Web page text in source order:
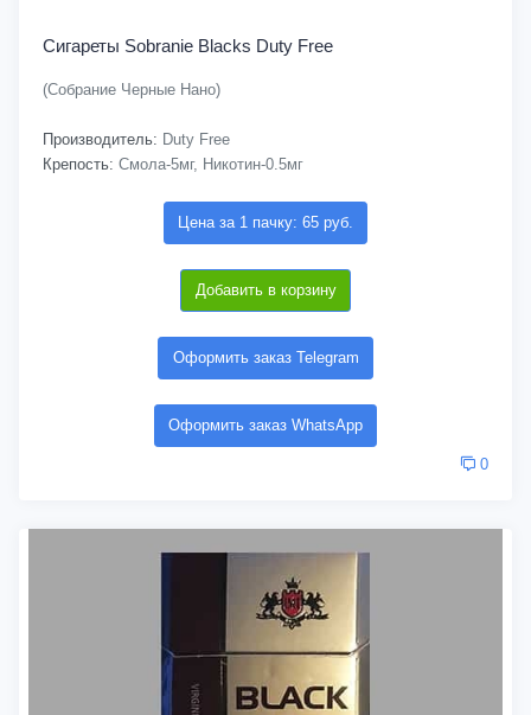
Сигареты Sobranie Blacks Duty Free
(Собрание Черные Нано)
Производитель: Duty Free
Крепость: Смола-5мг, Никотин-0.5мг
Цена за 1 пачку: 65 руб.
Добавить в корзину
Оформить заказ Telegram
Оформить заказ WhatsApp
0